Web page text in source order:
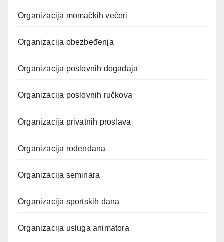
Organizacija momačkih večeri
Organizacija obezbeđenja
Organizacija poslovnih događaja
Organizacija poslovnih ručkova
Organizacija privatnih proslava
Organizacija rođendana
Organizacija seminara
Organizacija sportskih dana
Organizacija usluga animatora